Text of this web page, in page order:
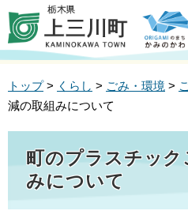
トップ> くらし > ごみ・環境 >
減の取組みについて
町のプラスチッ
みについて